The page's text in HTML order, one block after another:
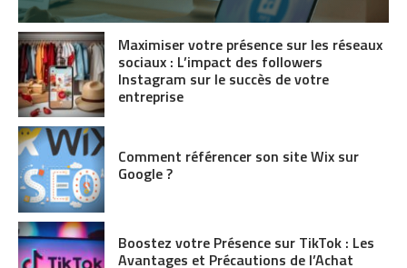
Maximiser votre présence sur les réseaux
sociaux : L’impact des followers
Instagram sur le succès de votre
entreprise
Comment référencer son site Wix sur
Google ?
Boostez votre Présence sur TikTok : Les
Avantages et Précautions de l’Achat